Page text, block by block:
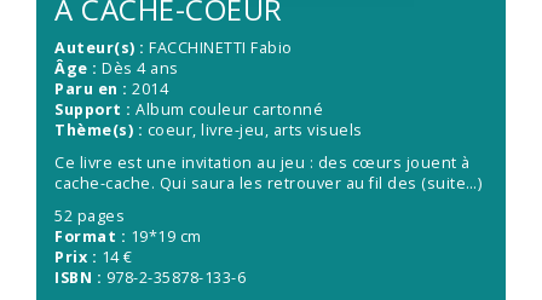
A CACHE-COEUR
Auteur(s) : FACCHINETTI Fabio
Âge : Dès 4 ans
Paru en : 2014
Support : Album couleur cartonné
Thème(s) : coeur, livre-jeu, arts visuels
Ce livre est une invitation au jeu : des cœurs jouent à
cache-cache. Qui saura les retrouver au fil des (suite…)
52 pages
Format : 19*19 cm
Prix : 14 €
ISBN : 978-2-35878-133-6